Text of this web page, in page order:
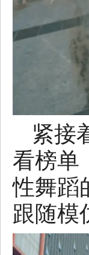
紧接
看榜单
性舞蹈
跟随模